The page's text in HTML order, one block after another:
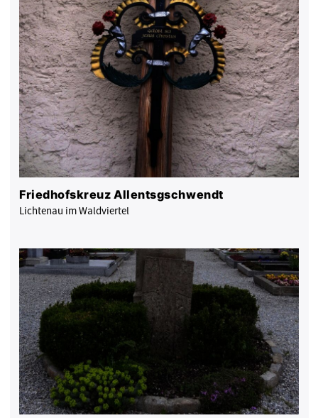
Friedhofskreuz Allentsgschwendt
Lichtenau im Waldviertel